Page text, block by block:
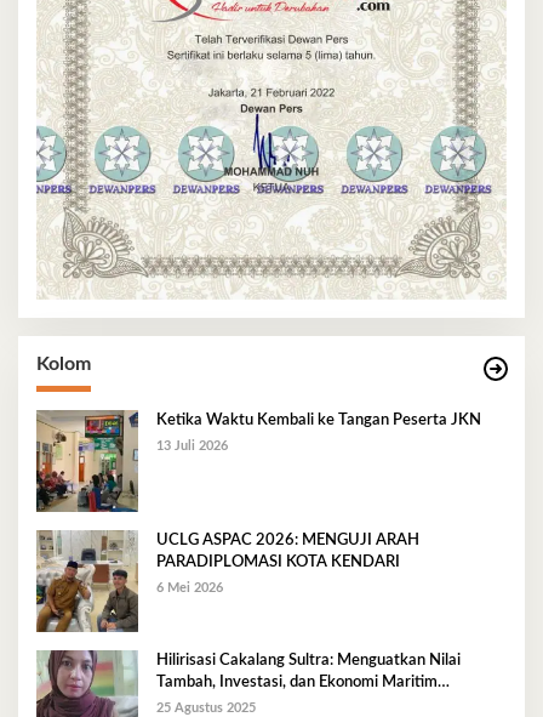
Kolom
Ketika Waktu Kembali ke Tangan Peserta JKN
13 Juli 2026
UCLG ASPAC 2026: MENGUJI ARAH
PARADIPLOMASI KOTA KENDARI
6 Mei 2026
Hilirisasi Cakalang Sultra: Menguatkan Nilai
Tambah, Investasi, dan Ekonomi Maritim
Berkelanjutan
25 Agustus 2025